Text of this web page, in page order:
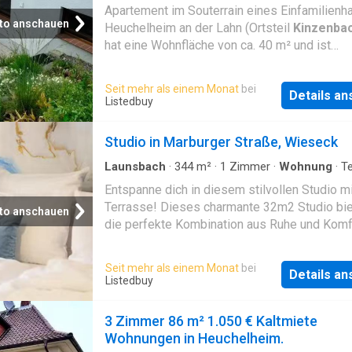
Baugenossenschaft 1894 Gießen eG
können, ist es erforderlich, die Mitgliedschaft
erwerben. Die Höhe der Geschäftsanteile
Eintrittsgeldes in Höhe von 100 € vor Bezug
einzahlen (2.270 €). Mit der Einzahlung
und erhalten hierfür eine jährliche
Dividende. Eine zusätzliche Kaution oder
anschauen
Apartement im Souterrain eines
Heuchelheim an der Lahn (Ortsteil
hat eine Wohnfläche von ca. 40 m² und ist
separaten Eingang. Das Appartement
Zimmern (18m² und 16m²), Windfang (2m²),
Duschbad (3m²) und Terrasse (ca.9m²) Im
werden
Seit mehr als einem Monat bei
Listedbuy
Details
anschauen
Studio in Marburger Straße, Wieseck
Launsbach · 344m² · 1 Zimmer · Wohnung ·
Entspanne dich in diesem stilvollen Studio
Terrasse! Dieses charmante 32m2 Studio
die perfekte Kombination aus Ruhe und
Ausstattung: - Ruhige Lage und dennoch
Entspanne abseits des T. Amenities:
washing_machine, internet, couples
Seit mehr als einem Monat bei
Listedbuy
Details
3 Zimmer 86 m² 1.050 € Kaltmiete
Wohnungen in Heuchelheim.